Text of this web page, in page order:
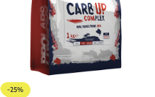
-25%